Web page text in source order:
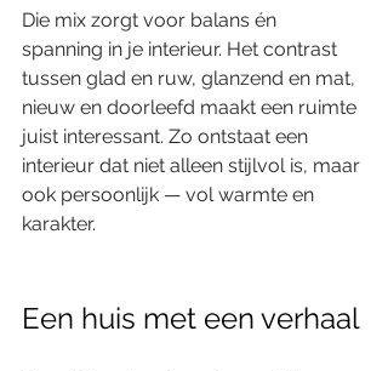
Die mix zorgt voor balans én
spanning in je interieur. Het contrast
tussen glad en ruw, glanzend en mat,
nieuw en doorleefd maakt een ruimte
juist interessant. Zo ontstaat een
interieur dat niet alleen stijlvol is, maar
ook persoonlijk — vol warmte en
karakter.
Een huis met een verhaal